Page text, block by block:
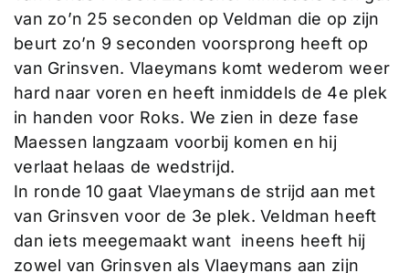
van zo’n 25 seconden op Veldman die op zijn
beurt zo’n 9 seconden voorsprong heeft op
van Grinsven. Vlaeymans komt wederom weer
hard naar voren en heeft inmiddels de 4e plek
in handen voor Roks. We zien in deze fase
Maessen langzaam voorbij komen en hij
verlaat helaas de wedstrijd.
In ronde 10 gaat Vlaeymans de strijd aan met
van Grinsven voor de 3e plek. Veldman heeft
dan iets meegemaakt want ineens heeft hij
zowel van Grinsven als Vlaeymans aan zijn